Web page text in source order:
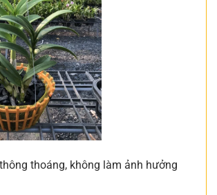
thoáng, không làm ảnh hưởng